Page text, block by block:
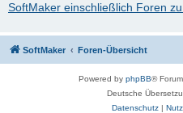
SoftMaker einschließlich Foren
SoftMaker Foren-Übersicht
Powered by phpBB®
Deutsche
Datenschutz|